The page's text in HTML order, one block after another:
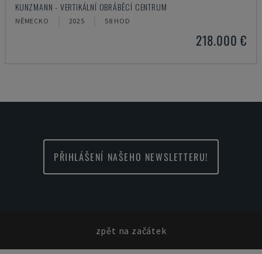
KUNZMANN - VERTIKÁLNÍ OBRÁBĚCÍ CENTRUM
NĚMECKO 2025 58 HOD
218.000 €
PŘIHLÁŠENÍ NAŠEHO NEWSLETTERU!
zpět na začátek